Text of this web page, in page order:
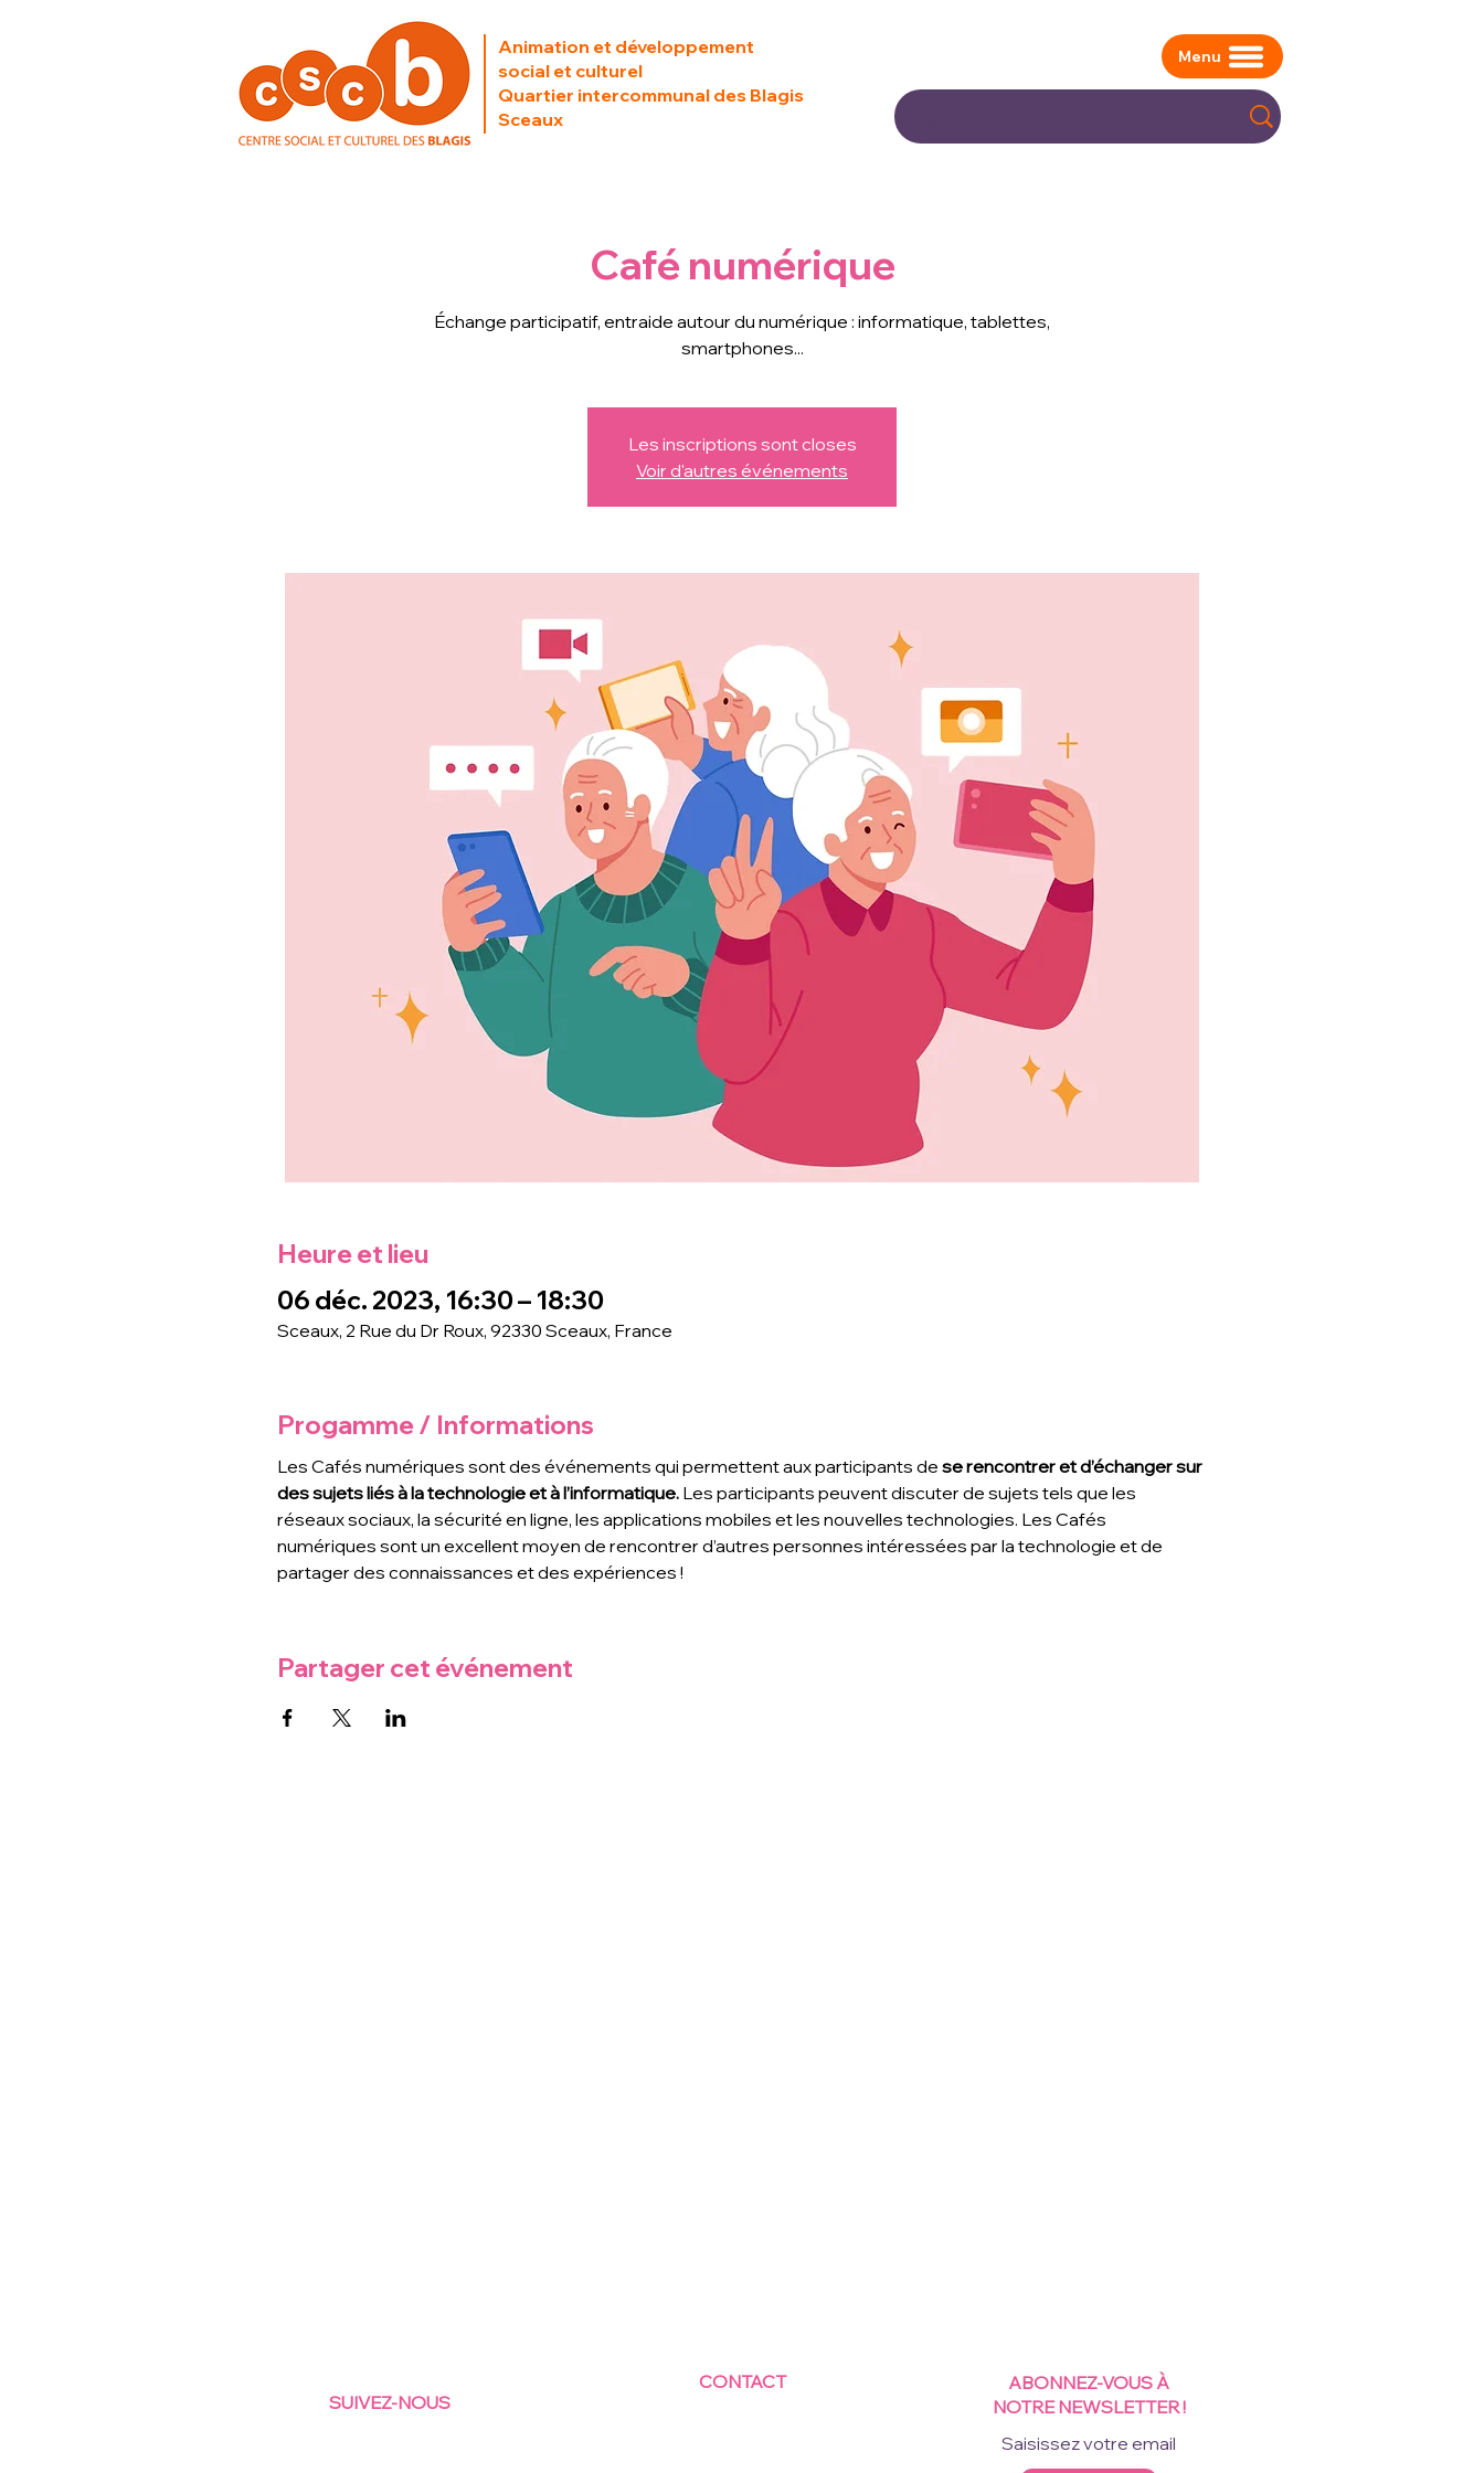
Animation et développement
social et culturel
Quartier intercommunal des Blagis
Sceaux
Menu
Café numérique
Échange participatif, entraide autour du numérique : informatique, tablettes,
smartphones...
Les inscriptions sont closes
Voir d'autres événements
Heure et lieu
06 déc. 2023, 16:30 – 18:30
Sceaux, 2 Rue du Dr Roux, 92330 Sceaux, France
Progamme / Informations
Les Cafés numériques sont des événements qui permettent aux participants de se rencontrer et d’échanger sur
des sujets liés à la technologie et à l’informatique. Les participants peuvent discuter de sujets tels que les
réseaux sociaux, la sécurité en ligne, les applications mobiles et les nouvelles technologies. Les Cafés
numériques sont un excellent moyen de rencontrer d’autres personnes intéressées par la technologie et de
partager des connaissances et des expériences !
Partager cet événement
SUIVEZ-NOUS
CONTACT
ABONNEZ-VOUS À
NOTRE NEWSLETTER !